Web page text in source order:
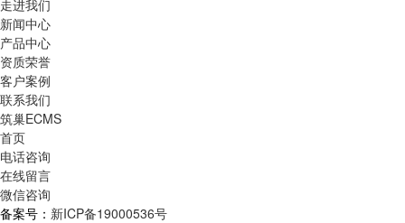
走进我们
新闻中心
产品中心
资质荣誉
客户案例
联系我们
筑巢ECMS
首页
电话咨询
在线留言
微信咨询
备案号： 新ICP备19000536号